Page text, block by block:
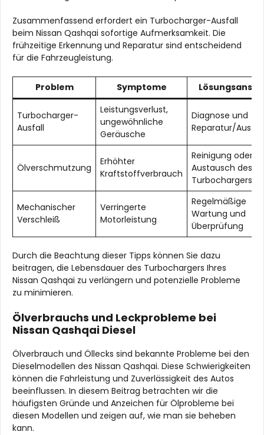
Zusammenfassend erfordert ein Turbocharger-Ausfall
beim Nissan Qashqai sofortige Aufmerksamkeit. Die
frühzeitige Erkennung und Reparatur sind entscheidend
für die Fahrzeugleistung.
Problem Symptome
Turbocharger-
Ausfall
Leistungsverlust,
ungewöhnliche
Geräusche
Diagnose und
Reparatur/
Ölverschmutzung
Erhöhter
Kraftstoffverbrauch
Reinigung oder
Austausch des
Turbochargers
Mechanischer
Verschleiß
Verringerte
Motorleistung
Regelmäßige
Wartung und
Überprüfung
Durch die Beachtung dieser Tipps können Sie dazu
beitragen, die Lebensdauer des Turbochargers Ihres
Nissan Qashqai zu verlängern und potenzielle Probleme
zu minimieren.
Ölverbrauchs und Leckprobleme bei
Nissan Qashqai Diesel
Ölverbrauch und Öllecks sind bekannte Probleme bei den
Dieselmodellen des Nissan Qashqai. Diese Schwierigkeiten
können die Fahrleistung und Zuverlässigkeit des Autos
beeinflussen. In diesem Beitrag betrachten wir die
häufigsten Gründe und Anzeichen für Ölprobleme bei
diesen Modellen und zeigen auf, wie man sie beheben
kann.